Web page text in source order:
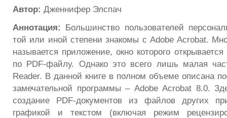
Автор: Дженнифер Элспач
Аннотация: Большинство пользователей
той или иной степени знакомы с Adobe Acrobat.
называется приложение, окно которого
по PDF-файлу. Однако это всего лишь малая
Reader. В данной книге в полном объеме описана
замечательной программы – Adobe Acrobat 8.0.
создание PDF-документов из файлов других
графикой и текстом (включая режим